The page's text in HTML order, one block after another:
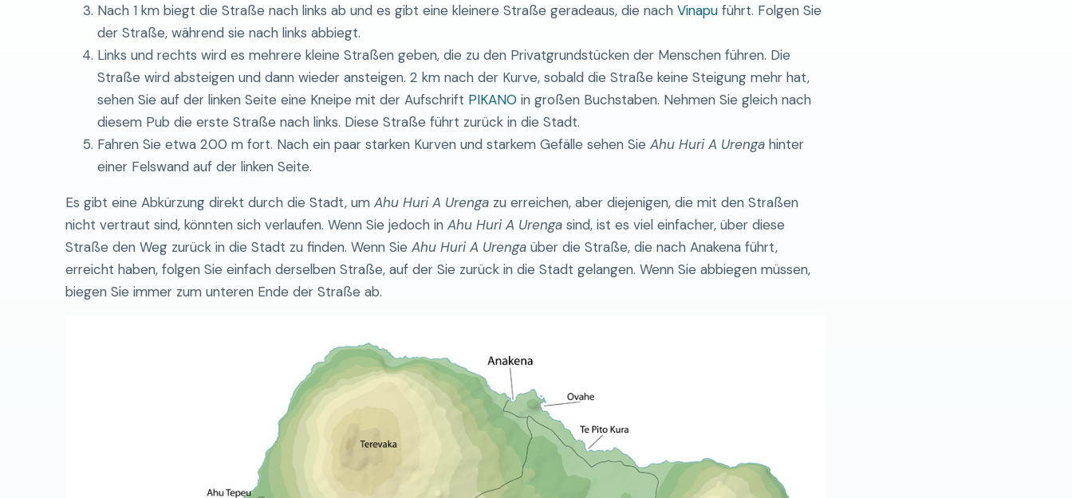
Nach 1 km biegt die Straße nach links ab und es gibt eine kleinere Straße geradeaus, die nach Vinapu führt. Folgen Sie
der Straße, während sie nach links abbiegt.
Links und rechts wird es mehrere kleine Straßen geben, die zu den Privatgrundstücken der Menschen führen. Die
Straße wird absteigen und dann wieder ansteigen. 2 km nach der Kurve, sobald die Straße keine Steigung mehr hat,
sehen Sie auf der linken Seite eine Kneipe mit der Aufschrift PIKANO in großen Buchstaben. Nehmen Sie gleich nach
diesem Pub die erste Straße nach links. Diese Straße führt zurück in die Stadt.
Fahren Sie etwa 200 m fort. Nach ein paar starken Kurven und starkem Gefälle sehen Sie Ahu Huri A Urenga hinter
einer Felswand auf der linken Seite.
Es gibt eine Abkürzung direkt durch die Stadt, um Ahu Huri A Urenga zu erreichen, aber diejenigen, die mit den Straßen
nicht vertraut sind, könnten sich verlaufen. Wenn Sie jedoch in Ahu Huri A Urenga sind, ist es viel einfacher, über diese
Straße den Weg zurück in die Stadt zu finden. Wenn Sie Ahu Huri A Urenga über die Straße, die nach Anakena führt,
erreicht haben, folgen Sie einfach derselben Straße, auf der Sie zurück in die Stadt gelangen. Wenn Sie abbiegen müssen,
biegen Sie immer zum unteren Ende der Straße ab.